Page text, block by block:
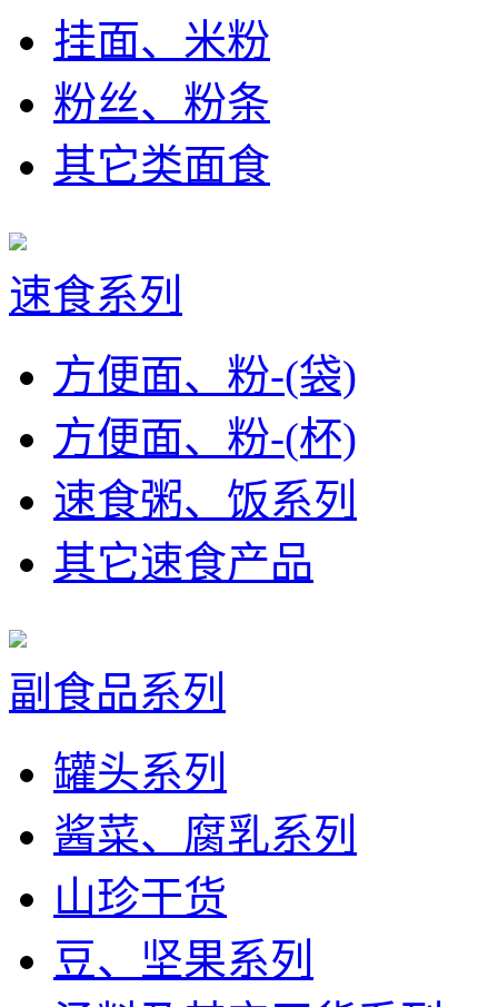
挂面、米粉
粉丝、粉条
其它类面食
速食系列
方便面、粉-(袋)
方便面、粉-(杯)
速食粥、饭系列
其它速食产品
副食品系列
罐头系列
酱菜、腐乳系列
山珍干货
豆、坚果系列